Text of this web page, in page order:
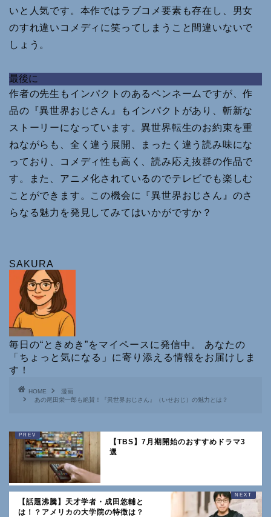
いと人気です。本作ではラブコメ要素も存在し、男女
のすれ違いコメディに笑ってしまうこと間違いないで
しょう。
最後に
作者の先生もインパクトのあるペンネームですが、作
品の『異世界おじさん』もインパクトがあり、斬新な
ストーリーになっています。異世界転生のお約束を重
ねながらも、全く違う展開、まったく違う読み味にな
っており、コメディ性も高く、読み応え抜群の作品で
す。また、アニメ化されているのでテレビでも楽しむ
ことができます。この機会に『異世界おじさん』のさ
らなる魅力を発見してみてはいかがですか？
SAKURA
毎日の“ときめき”をマイペースに発信中。 あなたの
「ちょっと気になる」に寄り添える情報をお届けしま
す！
HOME
漫画
あの尾田栄一郎も絶賛！『異世界おじさん』（いせおじ）の魅力とは？
【TBS】7月期開始のおすすめドラマ3
選
【話題沸騰】天才学者・成田悠輔と
は！？アメリカの大学院の特徴は？